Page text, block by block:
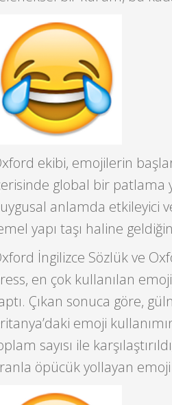
ekibi, emojilerin
global bir patlama
anlamda etkileyici
yapı taşı haline
İngilizce Sözlük ve
en çok kullanılan
Çıkan sonuca göre,
emoji
sayısı ile
öpücük yollayan